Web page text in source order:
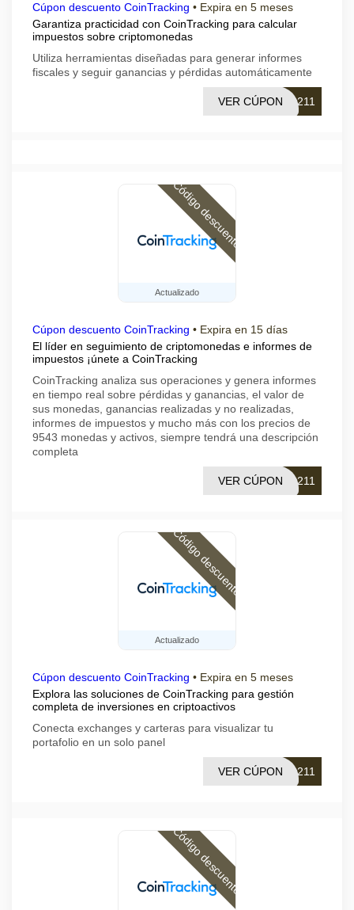
Cúpon descuento CoinTracking • Expira en 5 meses
Garantiza practicidad con CoinTracking para calcular
impuestos sobre criptomonedas
Utiliza herramientas diseñadas para generar informes
fiscales y seguir ganancias y pérdidas automáticamente
0211
VER CÚPON
Actualizado
Código descuento
Cúpon descuento CoinTracking • Expira en 15 días
El líder en seguimiento de criptomonedas e informes de
impuestos ¡únete a CoinTracking
CoinTracking analiza sus operaciones y genera informes
en tiempo real sobre pérdidas y ganancias, el valor de
sus monedas, ganancias realizadas y no realizadas,
informes de impuestos y mucho más con los precios de
9543 monedas y activos, siempre tendrá una descripción
completa
0211
VER CÚPON
Actualizado
Código descuento
Cúpon descuento CoinTracking • Expira en 5 meses
Explora las soluciones de CoinTracking para gestión
completa de inversiones en criptoactivos
Conecta exchanges y carteras para visualizar tu
portafolio en un solo panel
0211
VER CÚPON
Código descuento